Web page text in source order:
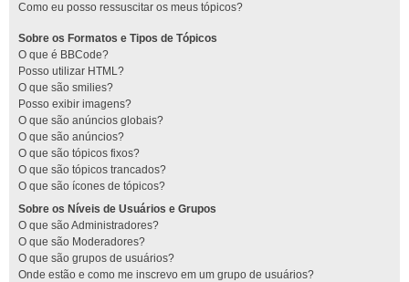
Como eu posso ressuscitar os meus tópicos?
Sobre os Formatos e Tipos de Tópicos
O que é BBCode?
Posso utilizar HTML?
O que são smilies?
Posso exibir imagens?
O que são anúncios globais?
O que são anúncios?
O que são tópicos fixos?
O que são tópicos trancados?
O que são ícones de tópicos?
Sobre os Níveis de Usuários e Grupos
O que são Administradores?
O que são Moderadores?
O que são grupos de usuários?
Onde estão e como me inscrevo em um grupo de usuários?